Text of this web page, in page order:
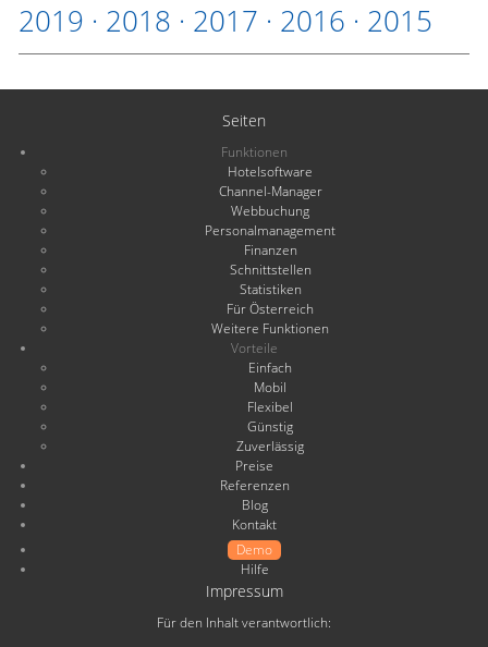
2019 · 2018 · 2017 · 2016 · 2015
Seiten
Funktionen
Hotelsoftware
Channel-Manager
Webbuchung
Personalmanagement
Finanzen
Schnittstellen
Statistiken
Für Österreich
Weitere Funktionen
Vorteile
Einfach
Mobil
Flexibel
Günstig
Zuverlässig
Preise
Referenzen
Blog
Kontakt
Demo
Hilfe
Impressum
Für den Inhalt verantwortlich: